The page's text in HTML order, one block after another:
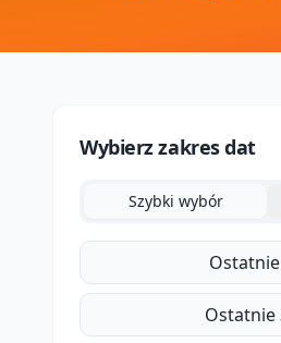
Wybierz zakres dat
Szybki wybór
Ostatnie